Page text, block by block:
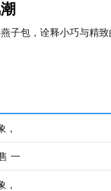
子包，诠释小巧与精致
，
一
，